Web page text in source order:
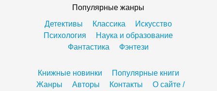
Популярные жанры
Детективы
Классика
Искусство
Психология
Наука и образование
Фантастика
Фэнтези
Книжные новинки
Популярные книги
Жанры
Авторы Контакты
О сайте /